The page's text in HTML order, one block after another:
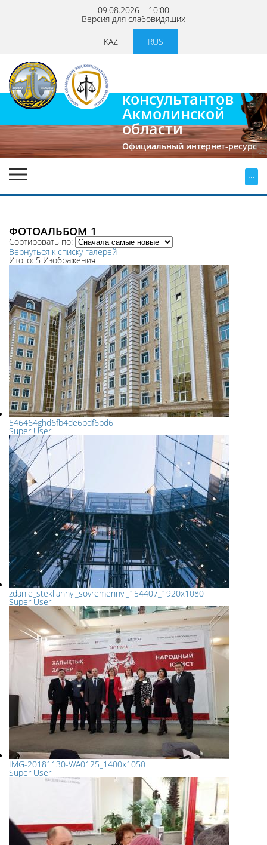
09.08.2026 10:00
Версия для слабовидящих
KAZ
RUS
консультантов
Акмолинской
области
Официальный интернет-ресурс
...
ФОТОАЛЬБОМ 1
Сортировать по:
Вернуться к списку галерей
Итого: 5 Изображения
546464ghd6fb4de6bdf6bd6
Super User
zdanie_stekliannyj_sovremennyj_154407_1920x1080
Super User
IMG-20181130-WA0125_1400x1050
Super User